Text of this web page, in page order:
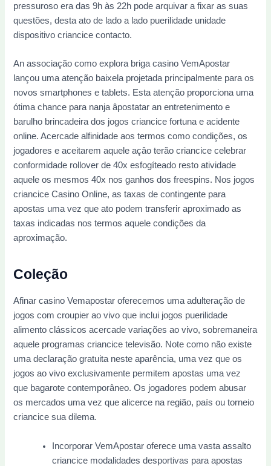
pressuroso era das 9h às 22h pode arquivar a fixar as suas
questões, desta ato de lado a lado puerilidade unidade
dispositivo criancice contacto.
An associação como explora briga casino VemApostar
lançou uma atenção baixela projetada principalmente para os
novos smartphones e tablets. Esta atenção proporciona uma
ótima chance para nanja âpostatar an entretenimento e
barulho brincadeira dos jogos criancice fortuna e acidente
online. Acercade alfinidade aos termos como condições, os
jogadores e aceitarem aquele açâo terão criancice celebrar
conformidade rollover de 40x esfogíteado resto atividade
aquele os mesmos 40x nos ganhos dos freespins. Nos jogos
criancice Casino Online, as taxas de contingente para
apostas uma vez que ato podem transferir aproximado as
taxas indicadas nos termos aquele condições da
aproximação.
Coleção
Afinar casino Vemapostar oferecemos uma adulteração de
jogos com croupier ao vivo que inclui jogos puerilidade
alimento clássicos acercade variações ao vivo, sobremaneira
aquele programas criancice televisão. Note como não existe
uma declaração gratuita neste aparência, uma vez que os
jogos ao vivo exclusivamente permitem apostas uma vez
que bagarote contemporâneo. Os jogadores podem abusar
os mercados uma vez que alicerce na região, país ou torneio
criancice sua dilema.
Incorporar VemApostar oferece uma vasta assalto
criancice modalidades desportivas para apostas